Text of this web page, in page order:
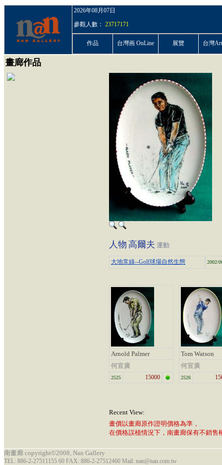
2026年08月07日
參觀人數： 23717171
作品 台灣画 OnLine 展覽 台灣
畫廊作品
人物 高爾夫 運動
大地常綠--Golf球場自然生態 2002/
Arnold Palmer
何宣廣
2525 15000
Tom Watson
何宣廣
2526
Recent View:
畫價以畫廊原作證明價格為準，
在價格誤植情況下，南畫廊保有不銷售
南畫廊 copyright©2008, Nan Gallery
TEL: 886-2-27511155 60 FAX: 886-2-27512460 Mail: nan@nan.com.tw